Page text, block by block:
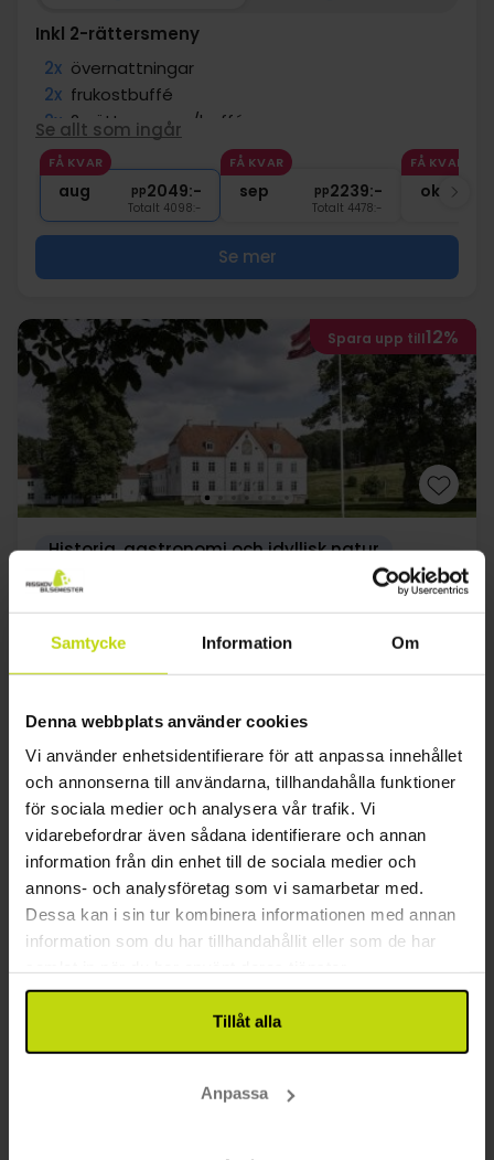
Samtycke Information Om
Denna webbplats använder cookies
Vi använder enhetsidentifierare för att anpassa innehållet
och annonserna till användarna, tillhandahålla funktioner
för sociala medier och analysera vår trafik. Vi
vidarebefordrar även sådana identifierare och annan
information från din enhet till de sociala medier och
annons- och analysföretag som vi samarbetar med.
Dessa kan i sin tur kombinera informationen med annan
information som du har tillhandahållit eller som de har
Tillåt alla
Anpassa
Inkl 2-rättersmeny
2x övernattningar
2x frukostbuffé
2x 2-rättersmeny/buffé
2x kaffe att ta med
∞ Gratis parkering
Se allt som ingår
FÅ KVAR
aug pp2049:-
Totalt 4098:-
FÅ KVAR
sep pp2239:-
Totalt 4478:-
FÅ KVAR
okt
Se mer
Spara upp till12%
Historia, gastronomi och idyllisk natur
Sinatur Hotel Haraldskær
Vejle
Inkluderar en läcker 3-rättersmeny
1x övernattning
1x frukost med husets specialiteter
1x utsökt 3-rättersmeny
∞ Gratis parkering
1x kaffe att ta med
Se allt som ingår
FÅ KVAR
aug pp1469:-
Totalt 2938:-
FÅ KVAR
sep pp1469:-
Se mer
1